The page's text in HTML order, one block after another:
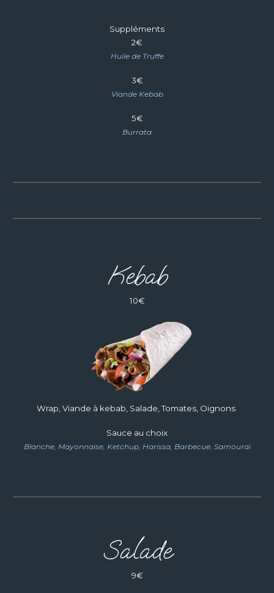
Suppléments
2€
Huile de Truffe
3€
Viande Kebab
5€
Burrata
Kebab
10€
Wrap, Viande à kebab, Salade, Tomates, Oignons
Sauce au choix
Blanche, Mayonnaise, Ketchup, Harissa, Barbecue, Samouraï
Salade
9€